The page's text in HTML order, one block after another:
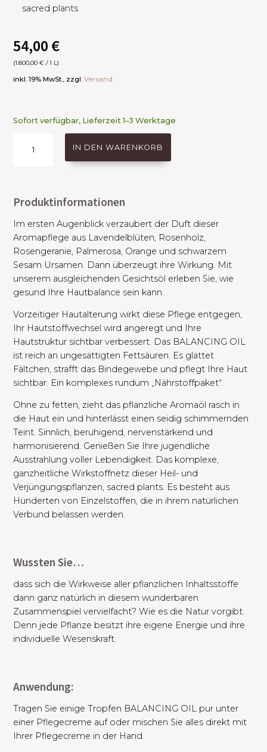
sacred plants
54,00 €
(1.800,00€ / 1 L)
inkl. 19% MwSt., zzgl.Versand
Sofort verfügbar, Lieferzeit 1–3 Werktage
IN DEN WARENKORB
Produktinformationen
Im ersten Augenblick verzaubert der Duft dieser
Aromapflege aus Lavendelblüten, Rosenholz,
Rosengeranie, Palmerosa, Orange und schwarzem
Sesam Ursamen. Dann überzeugt ihre Wirkung. Mit
unserem ausgleichenden Gesichtsöl erleben Sie, wie
gesund Ihre Hautbalance sein kann. ​
Vorzeitiger Hautalterung wirkt diese Pflege entgegen,
Ihr Hautstoffwechsel wird angeregt und Ihre
Hautstruktur sichtbar verbessert. Das BALANCING OIL
ist reich an ungesättigten Fettsäuren. Es glättet
Fältchen, strafft das Bindegewebe und pflegt Ihre Haut
sichtbar. Ein komplexes rundum „Nährstoffpaket“. ​
Ohne zu fetten, zieht das pflanzliche Aromaöl rasch in
die Haut ein und hinterlässt einen seidig schimmernden
Teint. Sinnlich, beruhigend, nervenstärkend und
harmonisierend. Genießen Sie Ihre jugendliche
Ausstrahlung voller Lebendigkeit. ​Das komplexe,
ganzheitliche Wirkstoffnetz dieser Heil- und
Verjüngungspflanzen, sacred plants. Es besteht aus
Hunderten von Einzelstoffen, die in ihrem natürlichen
Verbund belassen werden.
Wussten Sie…
dass sich die Wirkweise aller pflanzlichen Inhaltsstoffe
dann ganz natürlich in diesem wunderbaren
Zusammenspiel vervielfacht? Wie es die Natur vorgibt.
Denn jede Pflanze besitzt ihre eigene Energie und ihre
individuelle Wesenskraft.
Anwendung:
Tragen Sie einige Tropfen BALANCING OIL pur unter
einer Pflegecreme auf oder mischen Sie alles direkt mit
Ihrer Pflegecreme in der Hand.